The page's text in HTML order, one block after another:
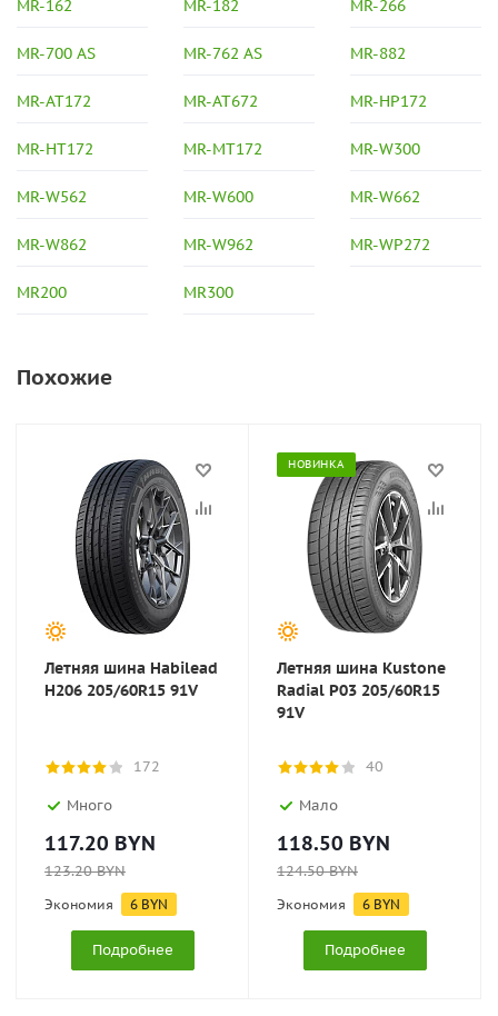
MR-162 MR-182 MR-266
MR-700 AS MR-762 AS MR-882
MR-AT172 MR-AT672 MR-HP172
MR-HT172 MR-MT172 MR-W300
MR-W562 MR-W600 MR-W662
MR-W862 MR-W962 MR-WP272
MR200 MR300
Похожие
Летняя шина Habilead
H206 205/60R15 91V
172
Много
117.20 BYN
123.20BYN
Экономия 6 BYN
Подробнее
НОВИНКА
Летняя шина Kustone
Radial P03 205/60R15
91V
40
Мало
118.50 BYN
124.50BYN
Экономия 6 BYN
Подробнее